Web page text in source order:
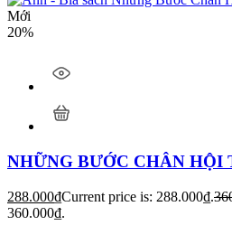
Mới
20%
NHỮNG BƯỚC CHÂN HỘI
288.000₫Current price is: 288.000₫.
360.000₫.